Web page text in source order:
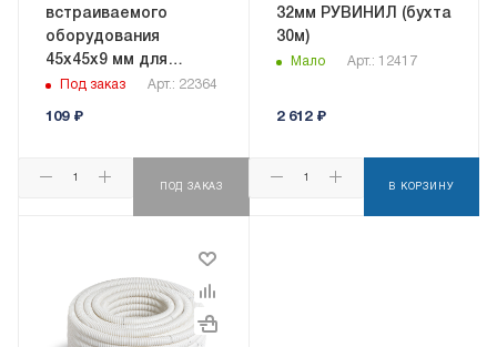
встраиваемого
оборудования
45х45х9 мм для
РКК-100х60 и 100х40
Под заказ Арт.: 22364
109₽
ПОД ЗАКАЗ
32мм РУВИНИЛ (бухта
30м)
Мало Арт.: 12417
2 612₽
В КОРЗИНУ